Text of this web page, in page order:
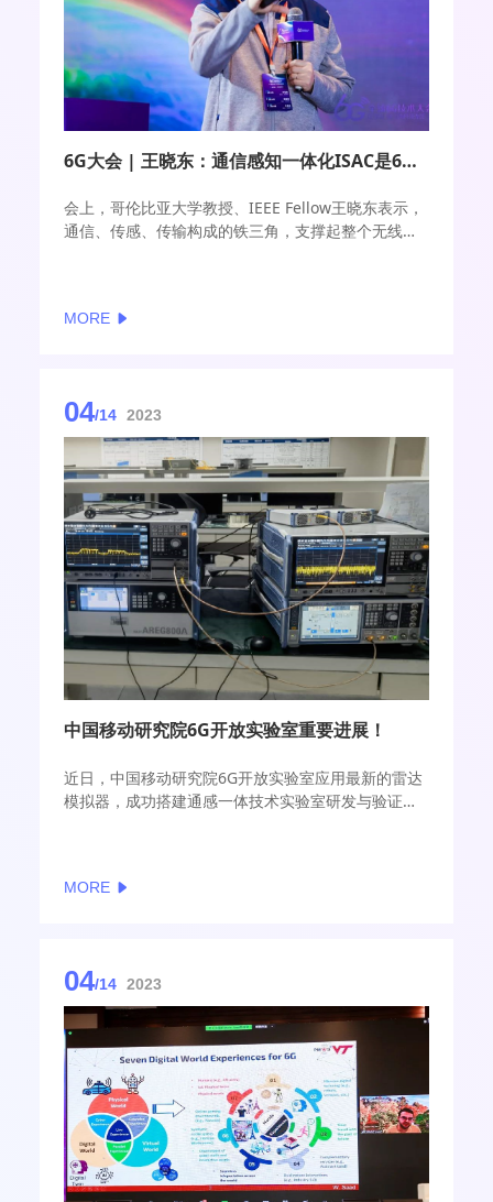
6G大会 | 王晓东：通信感知一体化ISAC是6G关键技术
会上，哥伦比亚大学教授、IEEE Fellow王晓东表示，
通信、传感、传输构成的铁三角，支撑起整个无线通
MORE
04/14 2023
中国移动研究院6G开放实验室重要进展！
近日，中国移动研究院6G开放实验室应用最新的雷达
模拟器，成功搭建通感一体技术实验室研发与验证平
依赖，为加速通感一体化的研发提供了更加快捷的验
MORE
04/14 2023